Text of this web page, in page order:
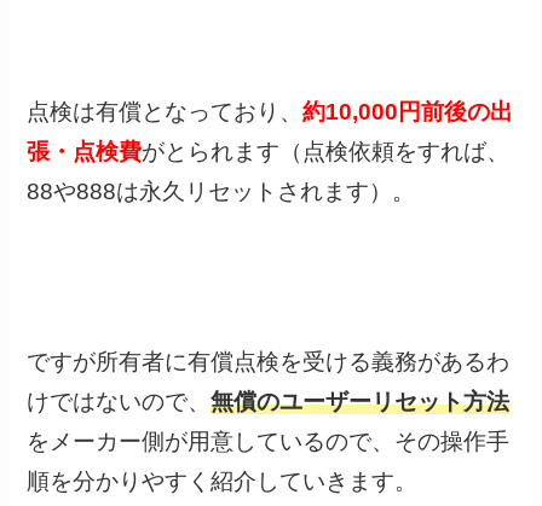
点検は有償となっており、約10,000円前後の出
張・点検費がとられます （点検依頼をすれば、
88や888は永久リセットされます）。
ですが所有者に有償点検を受ける義務があるわ
けではないので、無償のユーザーリセット方法
をメーカー側が用意しているので、その操作手
順を分かりやすく紹介していきます。